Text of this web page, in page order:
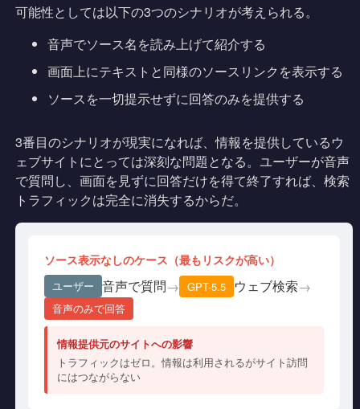
可能性としては以下の3つのシナリオが考えられる。
音声でソース名を読み上げて紹介する
画面上にテキストと同様のソースリンクを表示する
ソースを一切提示せずに回答のみを提供する
3番目のシナリオが現実になれば、情報を提供しているウ
ェブサイトにとっては深刻な問題となる。ユーザーが音声
で質問し、画面を見ずに回答だけを得て終了すれば、検索
トラフィックは完全に消失するからだ。
ソース表示なしのケース（最もリスクが高い）
ユーザー 音声で質問→ GPT-5.5 ウェブ検索→
音声のみで回答
情報提供元のサイトへの影響
トラフィックはゼロ。情報は利用されるがサイト訪問
にはつながらない